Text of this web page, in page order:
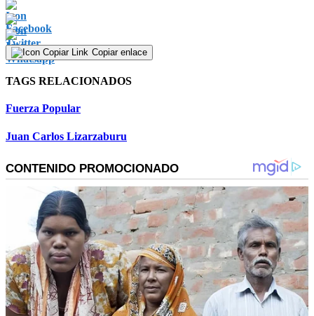
Copiar enlace
TAGS RELACIONADOS
Fuerza Popular
Juan Carlos Lizarzaburu